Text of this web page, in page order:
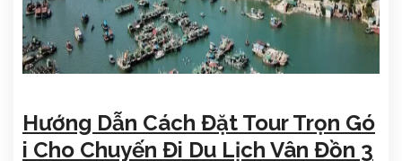
Hướng Dẫn Cách Đặt Tour Trọn Gó
i Cho Chuyến Đi Du Lịch Vân Đồn 3